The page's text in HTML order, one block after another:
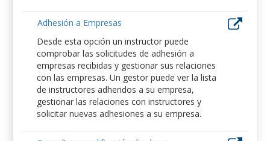
Adhesión a Empresas
Desde esta opción un instructor puede
comprobar las solicitudes de adhesión a
empresas recibidas y gestionar sus relaciones
con las empresas. Un gestor puede ver la lista
de instructores adheridos a su empresa,
gestionar las relaciones con instructores y
solicitar nuevas adhesiones a su empresa.